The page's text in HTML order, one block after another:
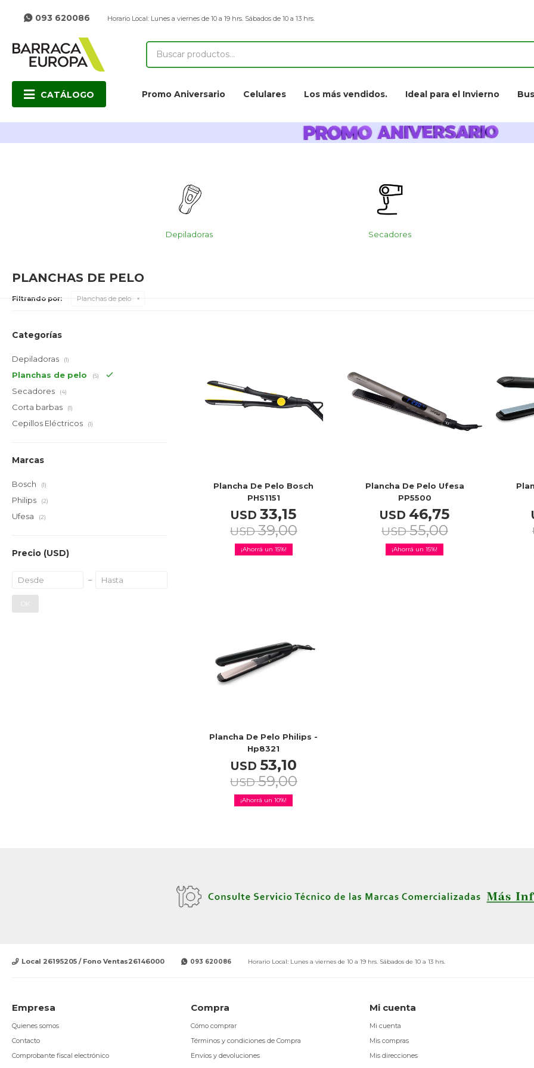
CATÁLOGO Promo Aniversario Celulares Los más vendidos. Ideal para el Invierno
093 620086 Horario Local: Lunes a viernes de 10 a 19 hrs. Sábados de 10 a 13 hrs.
Depiladoras Secadores
PLANCHAS DE PELO
Filtrando por: Planchas de pelo
Plancha De Pelo Bosch
PHS1151
USD 33,15
USD 39,00
15
Plancha De Pelo Ufesa
PP5500
USD 46,75
USD 55,00
15
Plancha De Pelo Philips -
Hp8321
USD 53,10
USD 59,00
10
Categorías
Depiladoras (1)
Planchas de pelo (5)
Secadores (4)
Corta barbas (1)
Cepillos Eléctricos (1)
Marcas
Bosch (1)
Philips (2)
Ufesa (2)
Precio (USD)
OK
Local 26195205 / Fono Ventas26146000 093 620086 Horario Local: Lunes a viernes de 10 a 19 hrs. Sábados de 10 a 13 hrs.
Empresa
Quienes somos
Contacto
Comprobante fiscal electrónico
Compra
Cómo comprar
Términos y condiciones de Compra
Envíos y devoluciones
Mi cuenta
Mi cuenta
Mis compras
Mis direcciones